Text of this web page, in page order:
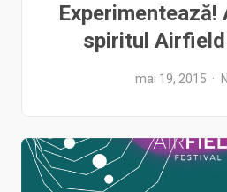
spiritul
mai 19, 2015